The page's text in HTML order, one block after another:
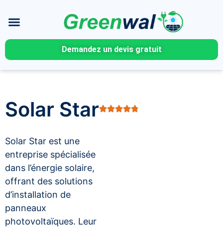
Demandez un devis gratuit
Solar Star
Solar Star est une
entreprise spécialisée
dans l’énergie solaire,
offrant des solutions
d’installation de
panneaux
photovoltaïques. Leur